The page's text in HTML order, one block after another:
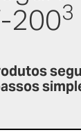
2003